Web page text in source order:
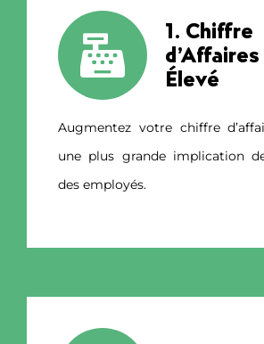
1. Chiffre
Élevé
Augmentez votre chiffre
une plus grande implication
des employés.